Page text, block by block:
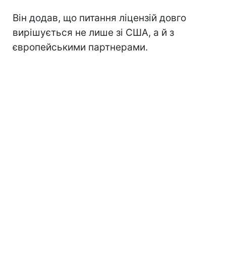
Він додав, що питання ліцензій довго
вирішується не лише зі США, а й з
європейськими партнерами.